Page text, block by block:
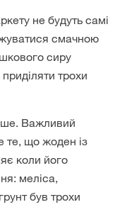
не будуть самі
смачною
сиру
трохи
Важливий
те, що жоден із
коли його
меліса,
був трохи